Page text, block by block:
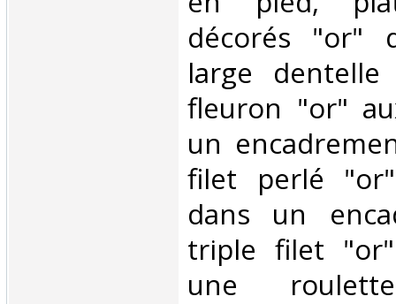
décorés "or"
large
fleuron "or"
un
filet perlé
dans un
triple filet
une